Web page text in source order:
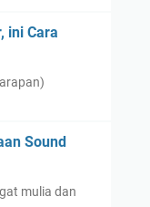
ini Cara
Sound
mulia dan